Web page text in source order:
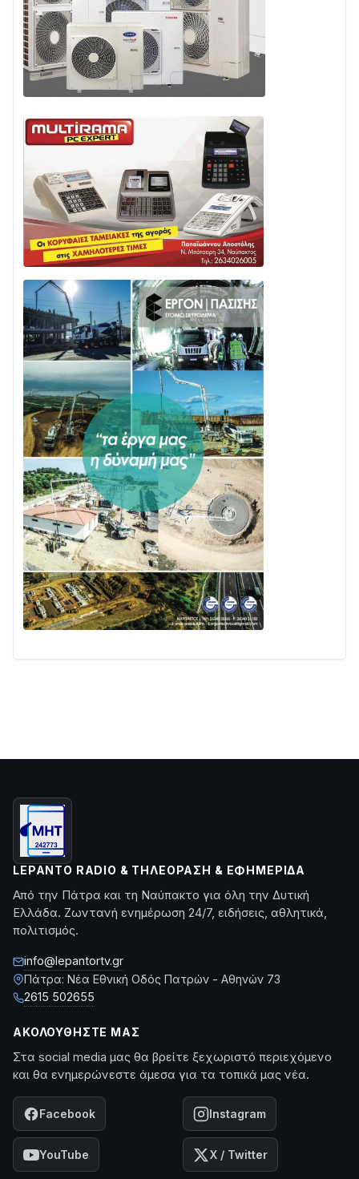
LEPANTO RADIO & ΤΗΛΕΌΡΑΣΗ & ΕΦΗΜΕΡΊΔΑ
Από την Πάτρα και τη Ναύπακτο για όλη την Δυτική
Ελλάδα. Ζωντανή ενημέρωση 24/7, ειδήσεις, αθλητικά,
πολιτισμός.
info@lepantortv.gr
Πάτρα: Νέα Εθνική Οδός Πατρών - Αθηνών 73
2615 502655
ΑΚΟΛΟΥΘΉΣΤΕ ΜΑΣ
Στα social media μας θα βρείτε ξεχωριστό περιεχόμενο
και θα ενημερώνεστε άμεσα για τα τοπικά μας νέα.
Facebook Instagram
YouTube X / Twitter